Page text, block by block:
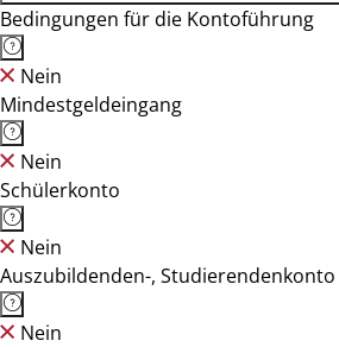
Bedingungen für die Kontoführung
Nein
Mindestgeldeingang
Nein
Schülerkonto
Nein
Auszubildenden-, Studierendenkonto
Nein